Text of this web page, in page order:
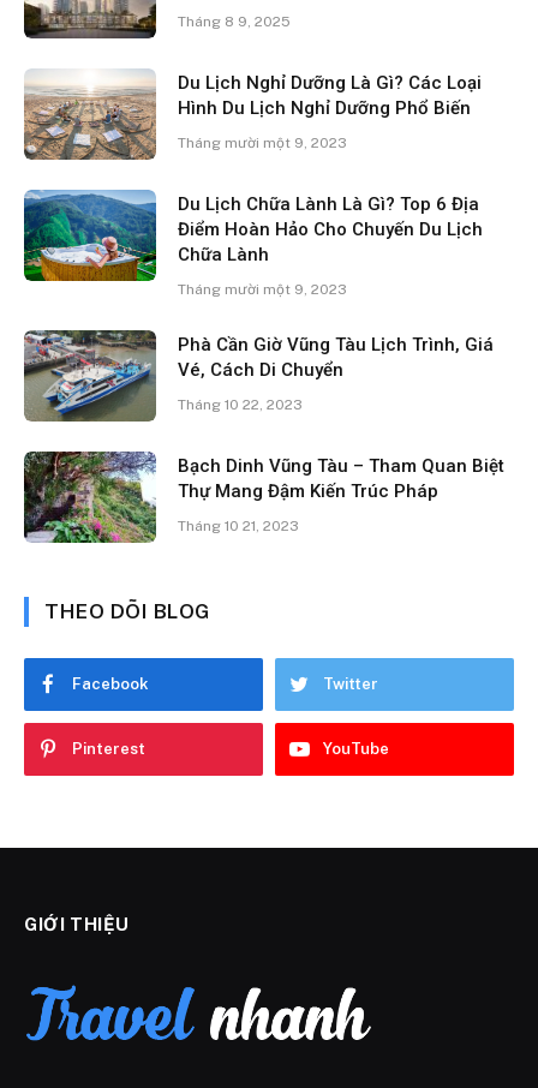
Tháng 8 9, 2025
Du Lịch Nghỉ Dưỡng Là Gì? Các Loại
Hình Du Lịch Nghỉ Dưỡng Phổ Biến
Tháng mười một 9, 2023
Du Lịch Chữa Lành Là Gì? Top 6 Địa
Điểm Hoàn Hảo Cho Chuyến Du Lịch
Chữa Lành
Tháng mười một 9, 2023
Phà Cần Giờ Vũng Tàu Lịch Trình, Giá
Vé, Cách Di Chuyển
Tháng 10 22, 2023
Bạch Dinh Vũng Tàu – Tham Quan Biệt
Thự Mang Đậm Kiến Trúc Pháp
Tháng 10 21, 2023
THEO DÕI BLOG
Facebook Twitter
Pinterest YouTube
GIỚI THIỆU